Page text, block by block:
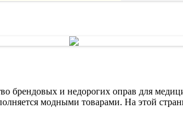
брендовых и недорогих оправ для
модными товарами. На этой